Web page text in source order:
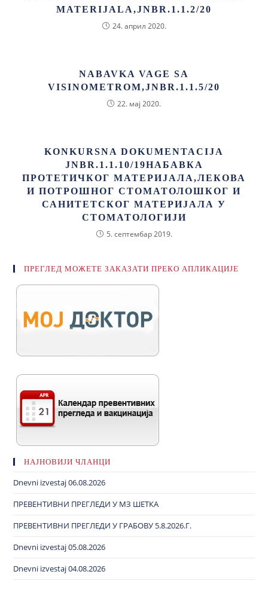
MATERIJALA,JNBR.1.1.2/20
24. април 2020.
NABAVKA VAGE SA
VISINOMETROM,JNBR.1.1.5/20
22. мај 2020.
KONKURSNA DOKUMENTACIJA
JNBR.1.1.10/19НАБАВКА
ПРОТЕТИЧКОГ МАТЕРИЈАЛА,ЛЕКОВА
И ПОТРОШНОГ СТОМАТОЛОШКОГ И
САНИТЕТСКОГ МАТЕРИЈАЛА У
СТОМАТОЛОГИЈИ
5. септембар 2019.
ПРЕГЛЕД МОЖЕТЕ ЗАКАЗАТИ ПРЕКО АПЛИКАЦИЈЕ
НАЈНОВИЈИ ЧЛАНЦИ
Dnevni izvestaj 06.08.2026
ПРЕВЕНТИВНИ ПРЕГЛЕДИ У МЗ ШЕТКА
ПРЕВЕНТИВНИ ПРЕГЛЕДИ У ГРАБОВУ 5.8.2026.Г.
Dnevni izvestaj 05.08.2026
Dnevni izvestaj 04.08.2026